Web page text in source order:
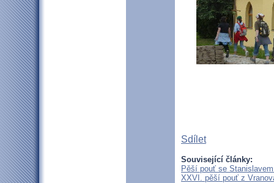
Sdílet
Související články:
Pěší pouť se
XXVI. pěší pouť z